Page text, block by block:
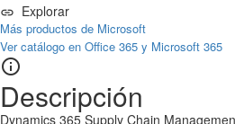
 Explorar
Más productos de Microsoft
Ver catálogo en Office 365 y Microsoft 365

Descripción
Dynamics 365 Supply Chain